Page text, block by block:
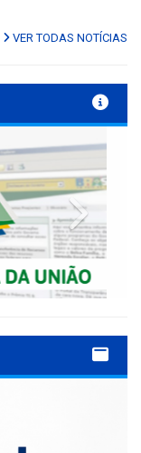
VER TODAS NOTÍCIAS